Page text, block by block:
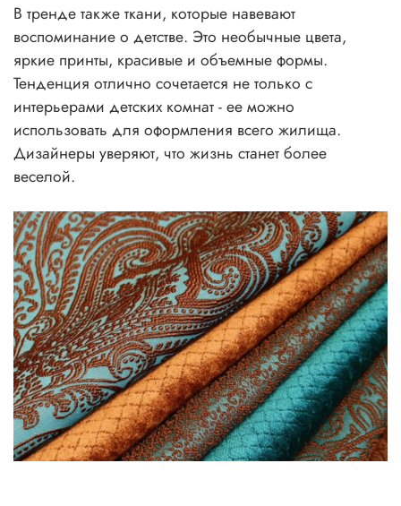
В тренде также ткани, которые навевают
воспоминание о детстве. Это необычные цвета,
яркие принты, красивые и объемные формы.
Тенденция отлично сочетается не только с
интерьерами детских комнат - ее можно
использовать для оформления всего жилища.
Дизайнеры уверяют, что жизнь станет более
веселой.